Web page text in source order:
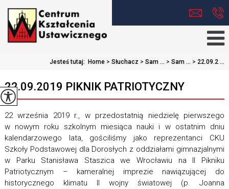
Jesteś tutaj: Home > Słuchacz > Sam ... > Sam ... > 22.09.2 ...
22.09.2019 PIKNIK PATRIOTYCZNY
22 września 2019 r., w przedostatnią niedzielę pierwszego
w nowym roku szkolnym miesiąca nauki i w ostatnim dniu
kalendarzowego lata, gościliśmy jako reprezentanci CKU
Szkoły Podstawowej dla Dorosłych z oddziałami gimnazjalnymi
w Parku Stanisława Staszica we Wrocławiu na II Pikniku
Patriotycznym – kameralnej imprezie nawiązującej do
historycznego klimatu II wojny światowej (p. Joanna